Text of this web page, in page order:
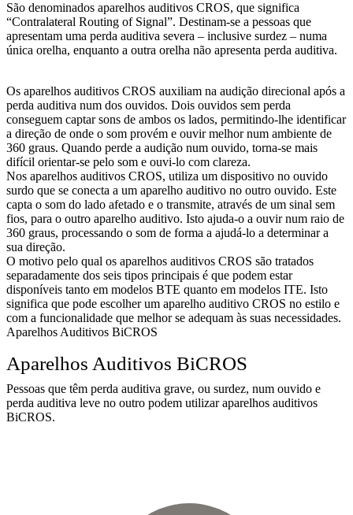
São denominados aparelhos auditivos CROS, que significa
“Contralateral Routing of Signal”. Destinam-se a pessoas que
apresentam uma perda auditiva severa – inclusive surdez – numa
única orelha, enquanto a outra orelha não apresenta perda auditiva.
Os aparelhos auditivos CROS auxiliam na audição direcional após a
perda auditiva num dos ouvidos. Dois ouvidos sem perda
conseguem captar sons de ambos os lados, permitindo-lhe identificar
a direção de onde o som provém e ouvir melhor num ambiente de
360 graus. Quando perde a audição num ouvido, torna-se mais
difícil orientar-se pelo som e ouvi-lo com clareza.
Nos aparelhos auditivos CROS, utiliza um dispositivo no ouvido
surdo que se conecta a um aparelho auditivo no outro ouvido. Este
capta o som do lado afetado e o transmite, através de um sinal sem
fios, para o outro aparelho auditivo. Isto ajuda-o a ouvir num raio de
360 graus, processando o som de forma a ajudá-lo a determinar a
sua direção.
O motivo pelo qual os aparelhos auditivos CROS são tratados
separadamente dos seis tipos principais é que podem estar
disponíveis tanto em modelos BTE quanto em modelos ITE. Isto
significa que pode escolher um aparelho auditivo CROS no estilo e
com a funcionalidade que melhor se adequam às suas necessidades.
Aparelhos Auditivos BiCROS
Aparelhos Auditivos BiCROS
Pessoas que têm perda auditiva grave, ou surdez, num ouvido e
perda auditiva leve no outro podem utilizar aparelhos auditivos
BiCROS.